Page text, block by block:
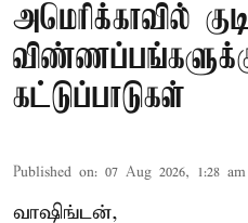
அமெரிக்காவில்
கட்டுப்பாடுகள்
Published on: 07 Aug 2026, 1:28 am
வாஷிங்டன்,